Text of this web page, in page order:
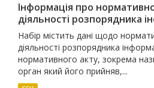
Інформація про
діяльності розпорядника
Набір містить дані щодо
діяльності розпорядника
нормативного акту, зокрема
орган який його прийняв,...